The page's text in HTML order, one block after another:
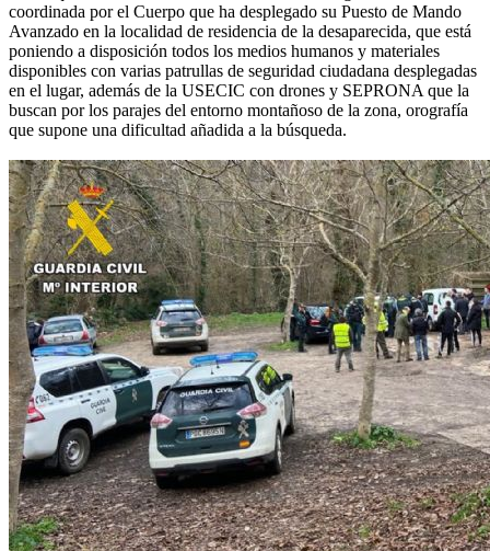
coordinada por el Cuerpo que ha desplegado su Puesto de Mando
Avanzado en la localidad de residencia de la desaparecida, que está
poniendo a disposición todos los medios humanos y materiales
disponibles con varias patrullas de seguridad ciudadana desplegadas
en el lugar, además de la USECIC con drones y SEPRONA que la
buscan por los parajes del entorno montañoso de la zona, orografía
que supone una dificultad añadida a la búsqueda.